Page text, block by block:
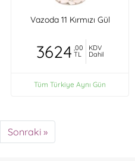
Vazoda 11 Kırmızı Gül
3624 ,00
TL
KDV
Dahil
Tüm Türkiye Aynı Gün
Sonraki »